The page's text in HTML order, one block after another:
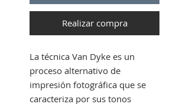
Realizar compra
La técnica Van Dyke es un
proceso alternativo de
impresión fotográfica que se
caracteriza por sus tonos